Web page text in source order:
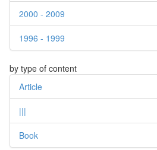
2000 - 2009
1996 - 1999
by type of content
Article
|||
Book